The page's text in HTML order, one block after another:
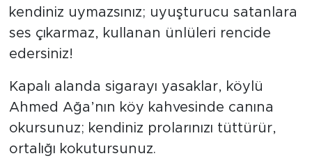
kendiniz uymazsınız; uyuşturucu satanlara
ses çıkarmaz, kullanan ünlüleri rencide
edersiniz!
Kapalı alanda sigarayı yasaklar, köylü
Ahmed Ağa’nın köy kahvesinde canına
okursunuz; kendiniz prolarınızı tüttürür,
ortalığı kokutursunuz.